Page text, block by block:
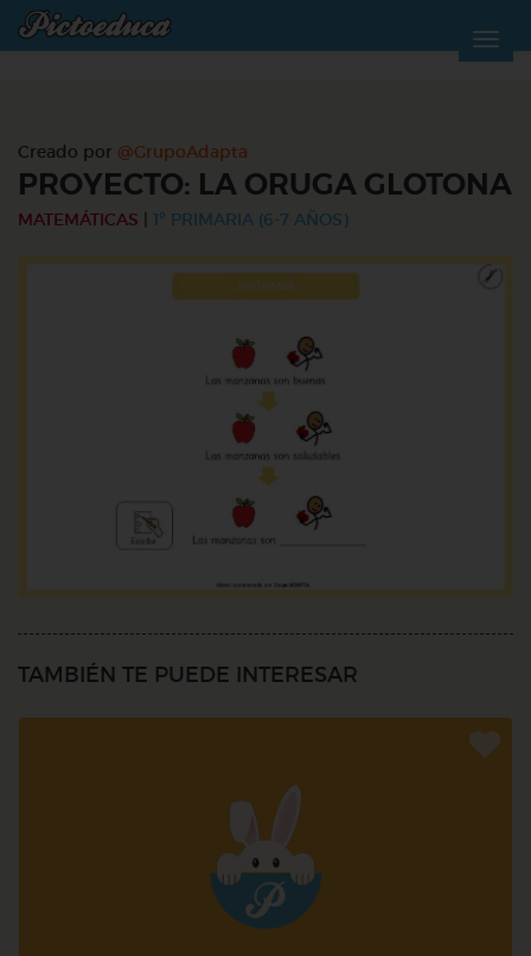
Creado por @GrupoAdapta
PROYECTO: LA ORUGA GLOTONA
MATEMÁTICAS 1º PRIMARIA (6-7 AÑOS)
TAMBIÉN TE PUEDE INTERESAR